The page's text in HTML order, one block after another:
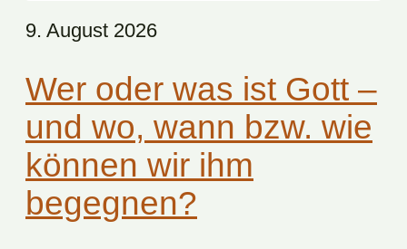
9. August 2026
Wer oder was ist Gott –
und wo, wann bzw. wie
können wir ihm
begegnen?